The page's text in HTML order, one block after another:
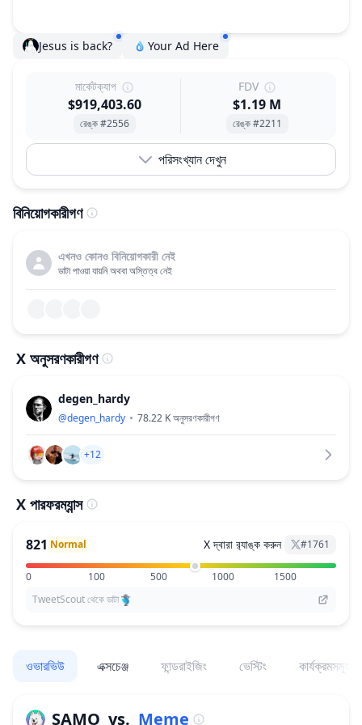
Jesus is back? Your Ad Here
মার্কেটক্যাপ
$919,403.60
রেঙ্ক #2556
FDV
$1.19 M
রেঙ্ক #2211
পরিসংখ্যান দেখুন
বিনিয়োগকারীগণ
এখনও কোনও বিনিয়োগকারী নেই
ডাটা পাওয়া যায়নি অথবা অস্তিত্ব নেই
X অনুসরণকারীগণ
degen_hardy
@degen_hardy 78.22 Kঅনুসরণকারীগণ
+12
X পারফরম্যান্স
821 Normal X দ্বারা র‌্যাঙ্ক করুন #1761
0 100 500 1000
1500
TweetScout থেকে ডাটা
ওভারভিউ এক্সচেঞ্জ ফান্ডরাইজিং ভেস্টিং কার্যক্রমসমূহ
SAMO vs. Meme